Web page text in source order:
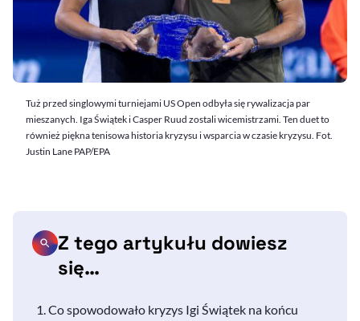
Tuż przed singlowymi turniejami US Open odbyła się rywalizacja par
mieszanych. Iga Świątek i Casper Ruud zostali wicemistrzami. Ten duet to
również piękna tenisowa historia kryzysu i wsparcia w czasie kryzysu. Fot.
Justin Lane PAP/EPA
Z tego artykułu dowiesz
się…
Co spowodowało kryzys Igi Świątek na końcu